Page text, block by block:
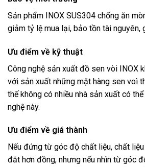
Sản phẩm INOX SUS304 chống ăn
giảm tỷ lệ mua lại, bảo tồn tài nguyên,
Ưu điểm về kỹ thuật
Công nghệ sản xuất đồ sen vòi INOX
với sản xuất những mặt hàng sen voì
thế không có nhiều nhà sản xuất có
nghệ này.
Ưu điểm về giá thành
Nếu đứng từ góc độ chất liệu, chất
đắt hơn đồng, nhưng nếu nhìn từ góc